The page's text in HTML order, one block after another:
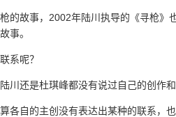
的故事，2002年陆川执导的《寻枪
事。
系呢？
川还是杜琪峰都没有说过自己的创作
各自的主创没有表达出某种的联系，